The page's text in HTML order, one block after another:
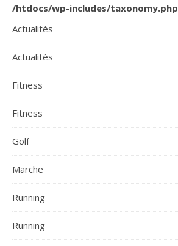
/htdocs/wp-includes/taxonomy.php
Actualités
Actualités
Fitness
Fitness
Golf
Marche
Running
Running